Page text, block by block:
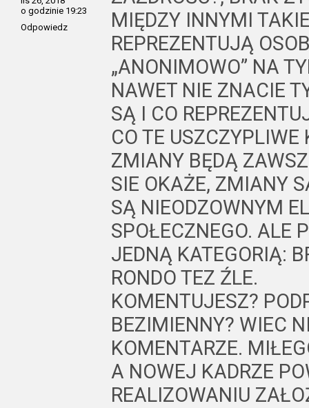
o godzinie 19:23
Odpowiedz
MIĘDZY INNYMI
REPREZENTUJĄ
„ANONIMOWO” NA
NAWET NIE ZNACIE
SĄ I CO
CO TE USZCZYPLIWE
ZMIANY BĘDĄ
SIE OKAŻE, ZMIANY
SĄ NIEODZOWNYM
SPOŁECZNEGO. ALE
JEDNĄ KATEGORIĄ:
RONDO TEZ ŹLE.
KOMENTUJESZ?
BEZIMIENNY? WIEC
KOMENTARZE.
A NOWEJ KADRZE
REALIZOWANIU